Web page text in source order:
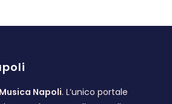
Musica Napoli. L’unico portale